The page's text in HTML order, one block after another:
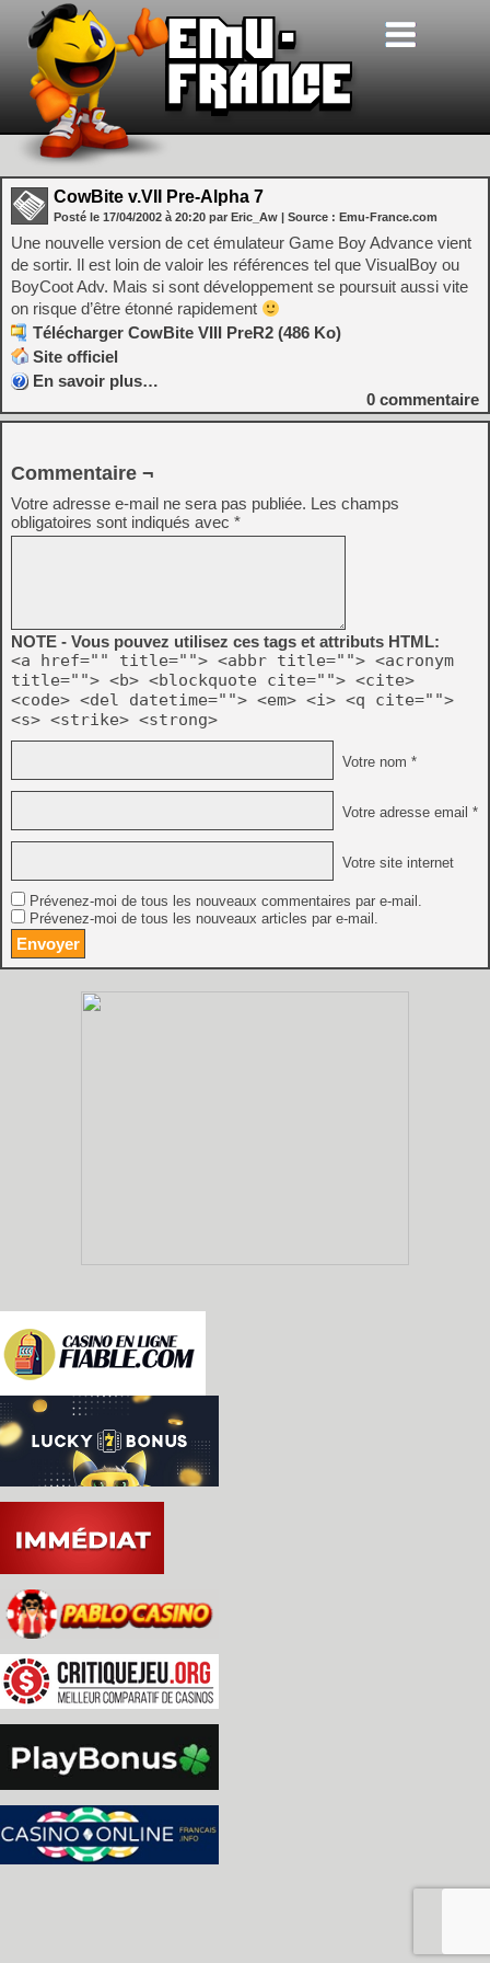
CowBite v.VII Pre-Alpha 7
Posté le 17/04/2002 à 20:20 par Eric_Aw | Source : Emu-France.com
Une nouvelle version de cet émulateur Game Boy Advance vient
de sortir. Il est loin de valoir les références tel que VisualBoy ou
BoyCoot Adv. Mais si sont développement se poursuit aussi vite
on risque d’être étonné rapidement
Télécharger CowBite VIII PreR2 (486 Ko)
Site officiel
En savoir plus…
0 commentaire
Commentaire ¬
Votre adresse e-mail ne sera pas publiée. Les champs
obligatoires sont indiqués avec *
NOTE - Vous pouvez utilisez ces tags et attributs HTML:
<a href="" title=""> <abbr title=""> <acronym
title=""> <b> <blockquote cite=""> <cite>
<code> <del datetime=""> <em> <i> <q cite="">
<s> <strike> <strong>
Votre nom *
Votre adresse email *
Votre site internet
Prévenez-moi de tous les nouveaux commentaires par e-mail.
Prévenez-moi de tous les nouveaux articles par e-mail.